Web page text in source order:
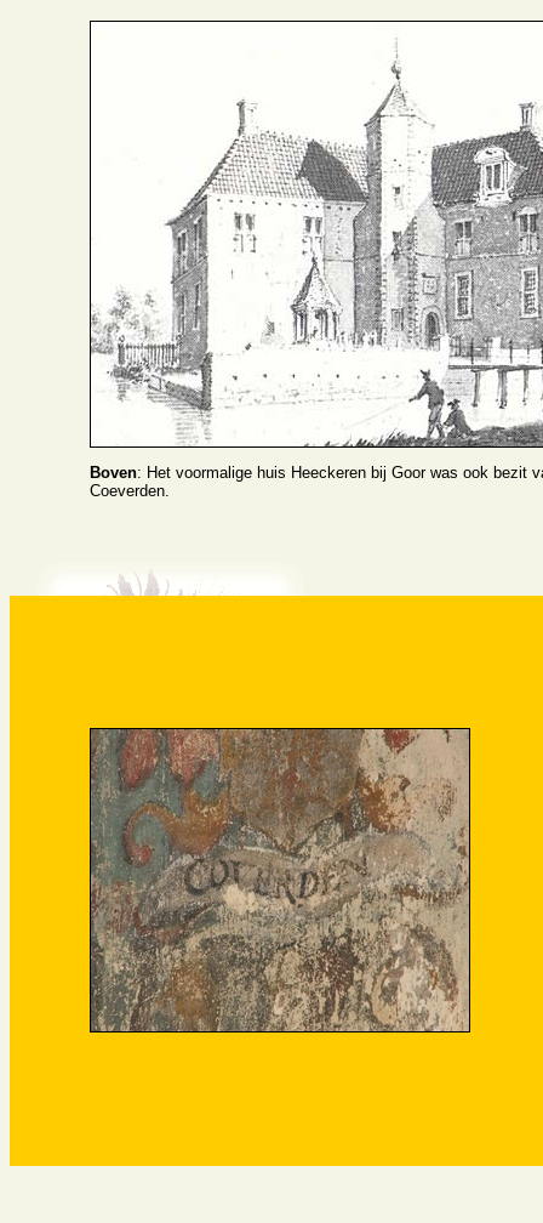
Boven: Het voormalige huis Heeckeren bij Goor was ook bezit
Coeverden.